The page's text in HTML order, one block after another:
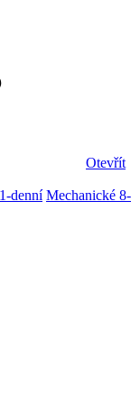
Otevřít
denní Mechanické 8-